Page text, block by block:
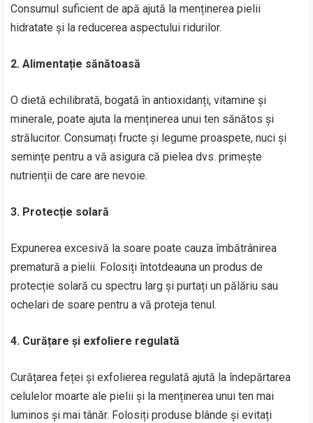
Consumul suficient de apă ajută la menținerea pielii
hidratate și la reducerea aspectului ridurilor.
2. Alimentație sănătoasă
O dietă echilibrată, bogată în antioxidanți, vitamine și
minerale, poate ajuta la menținerea unui ten sănătos și
strălucitor. Consumați fructe și legume proaspete, nuci și
semințe pentru a vă asigura că pielea dvs. primește
nutrienții de care are nevoie.
3. Protecție solară
Expunerea excesivă la soare poate cauza îmbătrânirea
prematură a pielii. Folosiți întotdeauna un produs de
protecție solară cu spectru larg și purtați un pălăriu sau
ochelari de soare pentru a vă proteja tenul.
4. Curățare și exfoliere regulată
Curățarea feței și exfolierea regulată ajută la îndepărtarea
celulelor moarte ale pielii și la menținerea unui ten mai
luminos și mai tânăr. Folosiți produse blânde și evitați